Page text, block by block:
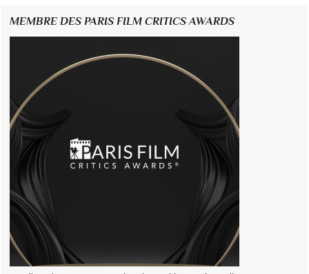
MEMBRE DES PARIS FILM CRITICS AWARDS